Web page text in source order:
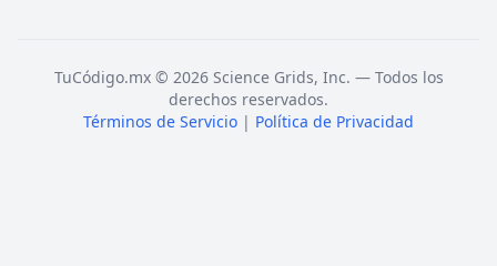
TuCódigo.mx © 2026 Science Grids, Inc. — Todos los
derechos reservados.
Términos de Servicio | Política de Privacidad